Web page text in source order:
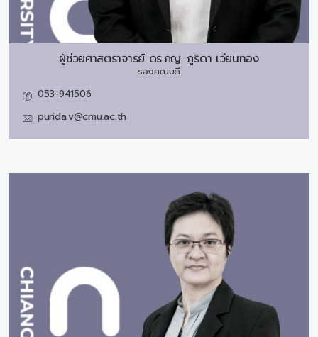
ผู้ช่วยศาสตราจารย์ ดร.ภญ. ภูริดา เวียนทอง
รองคณบดี
053-941506
purida.v@cmu.ac.th